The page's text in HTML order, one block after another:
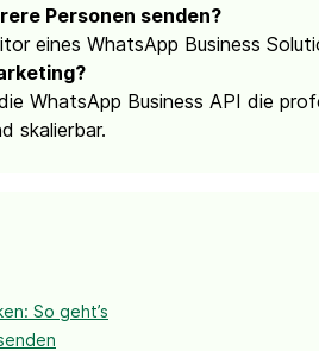
Personen senden?
eines WhatsApp Business
WhatsApp Business API die
skalierbar.
So geht’s